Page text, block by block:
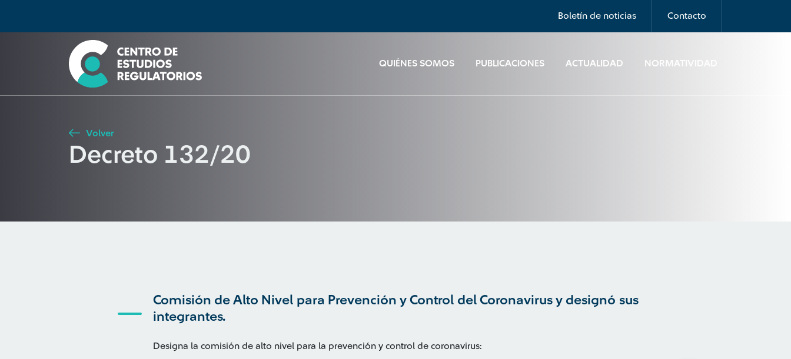
Boletín de noticias Contacto
QUIÉNES SOMOS PUBLICACIONES ACTUALIDAD NORMATIVIDAD
Seleccione país
Buscar
Volver
Decreto 132/20
Comisión de Alto Nivel para Prevención y Control del Coronavirus y designó sus
integrantes.
Designa la comisión de alto nivel para la prevención y control de coronavirus: